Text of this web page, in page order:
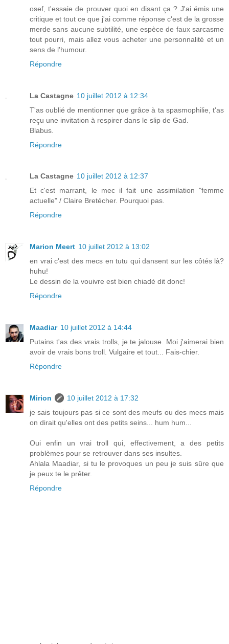
osef, t'essaie de prouver quoi en disant ça ? J'ai émis une
critique et tout ce que j'ai comme réponse c'est de la grosse
merde sans aucune subtilité, une espèce de faux sarcasme
tout pourri, mais allez vous acheter une personnalité et un
sens de l'humour.
Répondre
La Castagne 10 juillet 2012 à 12:34
T'as oublié de mentionner que grâce à ta spasmophilie, t'as
reçu une invitation à respirer dans le slip de Gad.
Blabus.
Répondre
La Castagne 10 juillet 2012 à 12:37
Et c'est marrant, le mec il fait une assimilation "femme
actuelle" / Claire Bretécher. Pourquoi pas.
Répondre
Marion Meert 10 juillet 2012 à 13:02
en vrai c'est des mecs en tutu qui dansent sur les côtés là?
huhu!
Le dessin de la vouivre est bien chiadé dit donc!
Répondre
Maadiar 10 juillet 2012 à 14:44
Putains t'as des vrais trolls, je te jalouse. Moi j'aimerai bien
avoir de vrais bons troll. Vulgaire et tout... Fais-chier.
Répondre
Mirion
10 juillet 2012 à 17:32
je sais toujours pas si ce sont des meufs ou des mecs mais
on dirait qu'elles ont des petits seins... hum hum...
Oui enfin un vrai troll qui, effectivement, a des petits
problèmes pour se retrouver dans ses insultes.
Ahlala Maadiar, si tu le provoques un peu je suis sûre que
je peux te le prêter.
Répondre